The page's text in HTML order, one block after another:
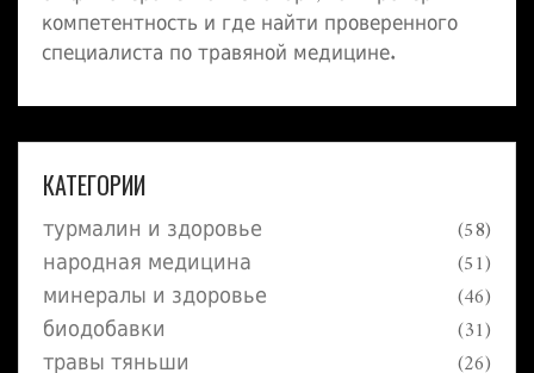
компетентность и где найти проверенного
специалиста по травяной медицине.
КАТЕГОРИИ
турмалин и здоровье (58)
народная медицина (51)
минералы и здоровье (46)
биодобавки (31)
травы тяньши (26)